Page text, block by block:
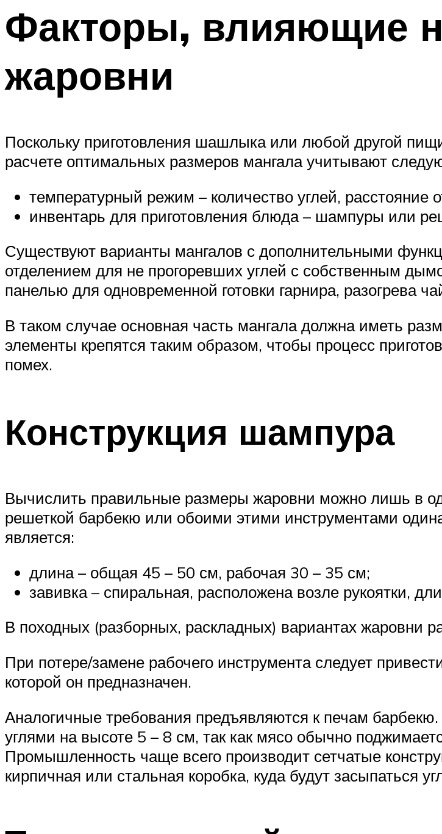
Факторы, влияющие
жаровни
Поскольку приготовления шашлыка или любой другой
расчете оптимальных размеров мангала учитывают
температурный режим – количество углей, расстояние
инвентарь для приготовления блюда – шампуры или
Существуют варианты мангалов с дополнительными
отделением для не прогоревших углей с собственным
панелью для одновременной готовки гарнира, разогрева
В таком случае основная часть мангала должна иметь
элементы крепятся таким образом, чтобы процесс
помех.
Конструкция шампура
Вычислить правильные размеры жаровни можно лишь в
решеткой барбекю или обоими этими инструментами
является:
длина – общая 45 – 50 см, рабочая 30 – 35 см;
завивка – спиральная, расположена возле рукоятки,
В походных (разборных, раскладных) вариантах жаровни
При потере/замене рабочего инструмента следует
которой он предназначен.
Аналогичные требования предъявляются к печам
углями на высоте 5 – 8 см, так как мясо обычно
Промышленность чаще всего производит сетчатые
кирпичная или стальная коробка, куда будут засыпаться